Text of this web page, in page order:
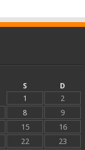
S
D
1
2
8
9
15
16
22
23